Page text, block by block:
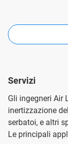
Servizi
Gli ingegneri Air
inertizzazione
serbatoi, e altri
Le principali